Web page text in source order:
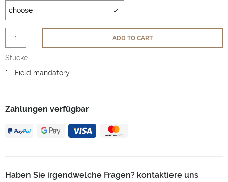
Zahlungen verfügbar
Haben Sie irgendwelche Fragen? kontaktiere uns
Stücke
ADD TO CART
* - Field mandatory